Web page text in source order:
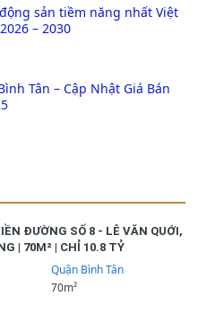
sản tiềm năng nhất Việt
– 2030
Tân – Cập Nhật Giá Bán
ĐƯỜNG SỐ 8 - LÊ VĂN QUỚI,
| 70M² | CHỈ 10.8 TỶ
Quận Bình Tân
70m²